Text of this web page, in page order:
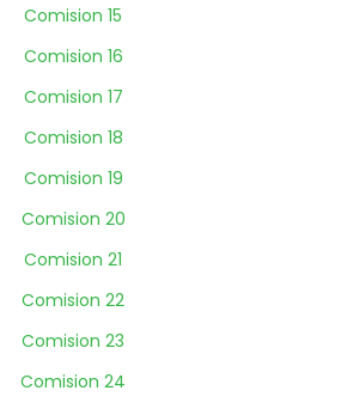
Comision 15
Comision 16
Comision 17
Comision 18
Comision 19
Comision 20
Comision 21
Comision 22
Comision 23
Comision 24